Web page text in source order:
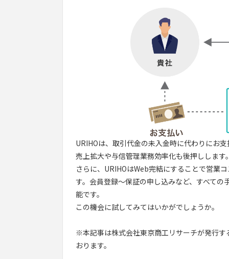
URIHOは、取引代金の未入金時に代わりにお
売上拡大や与信管理業務効率化も後押しします
さらに、URIHOはWeb完結にすることで営業
す。会員登録～保証の申し込みなど、すべて
能です。
この機会に試してみてはいかがでしょうか。
※本記事は株式会社東京商工リサーチが発行
おります。